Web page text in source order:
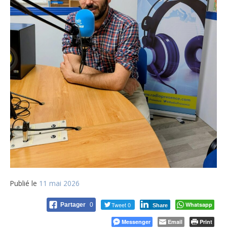
Publié le 11 mai 2026
Partager 0 Tweet 0 Share Whatsapp
Messenger Email Print